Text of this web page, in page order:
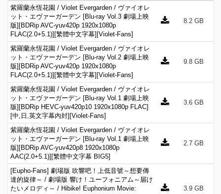
紫羅蘭永恆花園 / Violet Evergarden / ヴァイオレ
ット・エヴァーガーデン [Blu-ray Vol.3 劇場上映
版][BDRip AVC-yuv420p 1920x1080p
FLAC(2.0+5.1)][繁體中文字幕][Violet-Fans]
8.2 GB
紫羅蘭永恆花園 / Violet Evergarden / ヴァイオレ
ット・エヴァーガーデン [Blu-ray Vol.2 劇場上映
版][BDRip AVC-yuv420p 1920x1080p
FLAC(2.0+5.1)][繁體中文字幕][Violet-Fans]
9.8 GB
紫羅蘭永恆花園 / Violet Evergarden / ヴァイオレ
ット・エヴァーガーデン [Blu-ray Vol.1 劇場上映
版][BDRip HEVC-yuv420p10 1920x1080p FLAC]
[中,日,英文字幕內封][Violet-Fans]
3.6 GB
紫羅蘭永恆花園 / Violet Evergarden / ヴァイオレ
ット・エヴァーガーデン [Blu-ray Vol.1 劇場上映
版][BDRip AVC-yuv420p8 1920x1080p
AAC(2.0+5.1)][繁體中文字幕 BIG5]
2.7 GB
[Eupho-Fans] 劇場版 吹響吧！上低音號～想要傳
達的旋律～ / 劇場版 響け！ユーフォニアム～届け
たいメロディ～ / Hibike! Euphonium Movie:
3.9 GB